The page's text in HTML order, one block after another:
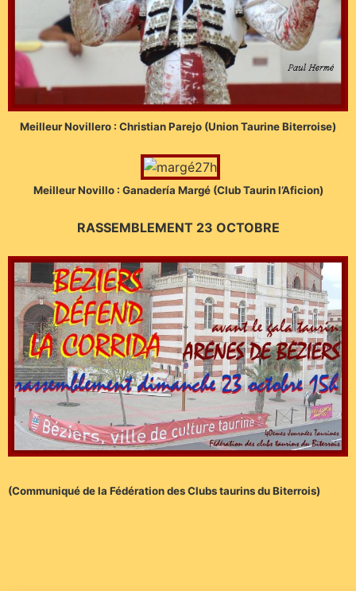
Meilleur Novillero : Christian Parejo (Union Taurine Biterroise)
Meilleur Novillo : Ganadería Margé (Club Taurin l’Aficion)
RASSEMBLEMENT 23 OCTOBRE
(Communiqué de la Fédération des Clubs taurins du Biterrois)